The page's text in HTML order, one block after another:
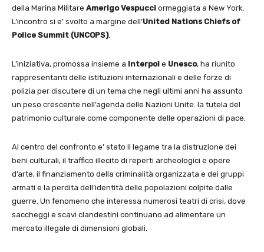
della Marina Militare Amerigo Vespucci ormeggiata a New York.
L’incontro si e’ svolto a margine dell’United Nations Chiefs of
Police Summit (UNCOPS).
L’iniziativa, promossa insieme a Interpol e Unesco, ha riunito
rappresentanti delle istituzioni internazionali e delle forze di
polizia per discutere di un tema che negli ultimi anni ha assunto
un peso crescente nell’agenda delle Nazioni Unite: la tutela del
patrimonio culturale come componente delle operazioni di pace.
Al centro del confronto e’ stato il legame tra la distruzione dei
beni culturali, il traffico illecito di reperti archeologici e opere
d’arte, il finanziamento della criminalità organizzata e dei gruppi
armati e la perdita dell’identità delle popolazioni colpite dalle
guerre. Un fenomeno che interessa numerosi teatri di crisi, dove
saccheggi e scavi clandestini continuano ad alimentare un
mercato illegale di dimensioni globali.